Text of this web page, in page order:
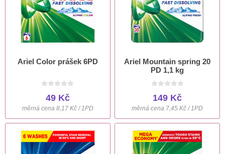
Ariel Color prášek 6PD
49 Kč
měrná cena 8,17 Kč / 1PD
Ariel Mountain spring 20
PD 1,1 kg
149 Kč
měrná cena 7,45 Kč / 1PD